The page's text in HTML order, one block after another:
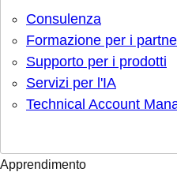
Consulenza
Formazione per i
Supporto per i prodotti
Servizi per l'IA
Technical Account
Apprendimento